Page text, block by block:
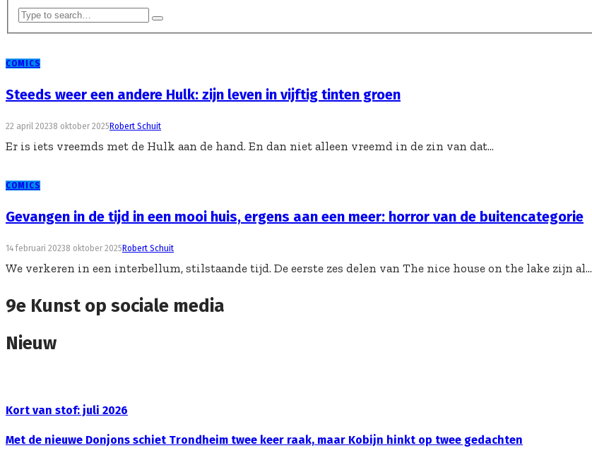
COMICS
Steeds weer een andere Hulk: zijn leven in vijftig tinten groen
22 april 20238 oktober 2025Robert Schuit
Er is iets vreemds met de Hulk aan de hand. En dan niet alleen vreemd in de zin van dat...
COMICS
Gevangen in de tijd in een mooi huis, ergens aan een meer: horror van de buitencategorie
14 februari 20238 oktober 2025Robert Schuit
We verkeren in een interbellum, stilstaande tijd. De eerste zes delen van The nice house on the lake zijn al...
9e Kunst op sociale media
Nieuw
Kort van stof: juli 2026
Met de nieuwe Donjons schiet Trondheim twee keer raak, maar Kobijn hinkt op twee gedachten